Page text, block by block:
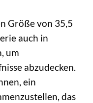
Größe von 35,5
auch in
um
abzudecken.
ein
das